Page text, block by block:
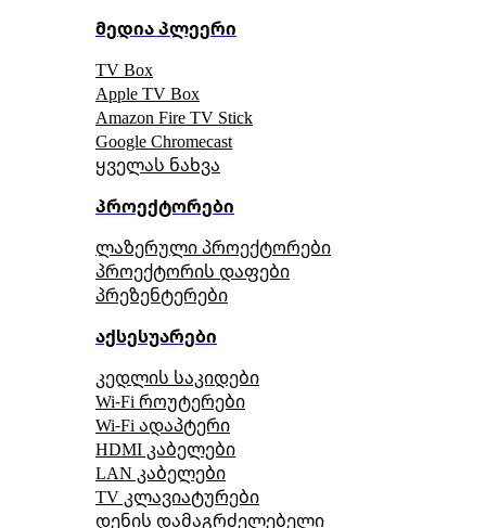
მედია პლეერი
TV Box
Apple TV Box
Amazon Fire TV Stick
Google Chromecast
ყველას ნახვა
პროექტორები
ლაზერული პროექტორები
პროექტორის დაფები
პრეზენტერები
აქსესუარები
კედლის საკიდები
Wi-Fi როუტერები
Wi-Fi ადაპტერი
HDMI კაბელები
LAN კაბელები
TV კლავიატურები
დენის დამაგრძელებელი